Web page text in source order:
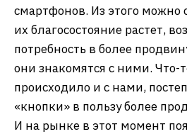
смартфонов. Из этого можно
их благосостояние растет,
потребность в более
они знакомятся с ними. Что-
происходило и с нами,
«кнопки» в пользу более
И на рынке в этот момент